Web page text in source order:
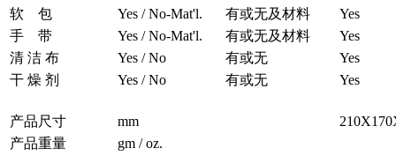
软 包
Yes / No-Mat'l. 有或无及材料
Yes
手 带
Yes / No-Mat'l. 有或无及材料
Yes
清 洁 布
Yes / No 有或无
Yes
干 燥 剂
Yes / No 有或无 Yes
产品尺寸 mm
产品重量
gm / oz.